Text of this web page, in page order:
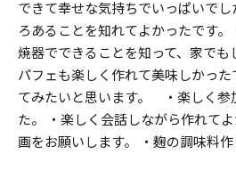
できて幸せな気持ちでいっぱいで
ろあることを知れてよかったです
焼器でできることを知って、家でも
パフェも楽しく作れて美味しかっ
てみたいと思います。 ・楽しく参
た。 ・楽しく会話しながら作れて
画をお願いします。 ・麹の調味料作